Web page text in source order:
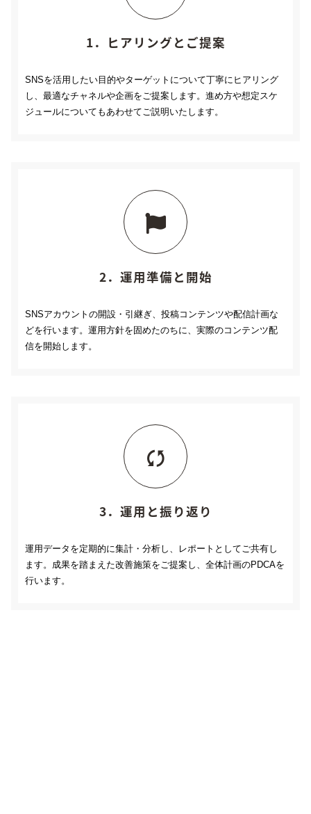
1．ヒアリングとご提案
SNSを活用したい目的やターゲットについて丁寧にヒアリング
し、最適なチャネルや企画をご提案します。進め方や想定スケ
ジュールについてもあわせてご説明いたします。
2．運用準備と開始
SNSアカウントの開設・引継ぎ、投稿コンテンツや配信計画な
どを行います。運用方針を固めたのちに、実際のコンテンツ配
信を開始します。
3．運用と振り返り
運用データを定期的に集計・分析し、レポートとしてご共有し
ます。成果を踏まえた改善施策をご提案し、全体計画のPDCAを
行います。